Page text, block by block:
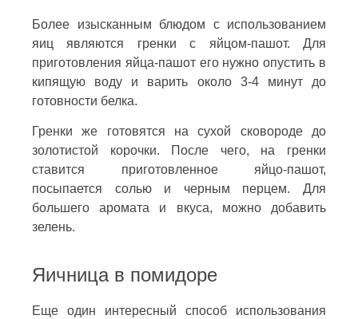
Более изысканным блюдом с использованием
яиц являются гренки с яйцом-пашот. Для
приготовления яйца-пашот его нужно опустить в
кипящую воду и варить около 3-4 минут до
готовности белка.
Гренки же готовятся на сухой сковороде до
золотистой корочки. После чего, на гренки
ставится приготовленное яйцо-пашот,
посыпается солью и черным перцем. Для
большего аромата и вкуса, можно добавить
зелень.
Яичница в помидоре
Еще один интересный способ использования